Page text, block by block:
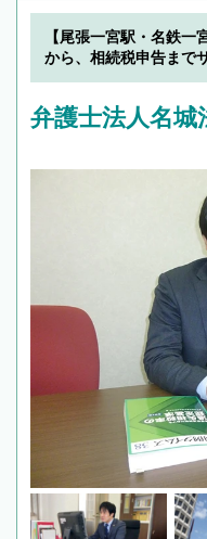
できます
でフィー
で複数の
【尾張一宮駅・名鉄
から、相続税申告まで
弁護士法人名城